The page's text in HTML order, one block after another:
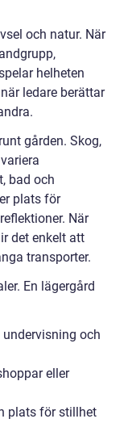
och natur. När
helheten
ledare berättar
gården. Skog,
bad och
plats för
När
det enkelt att
transporter.
En lägergård
och
eller
plats för stillhet